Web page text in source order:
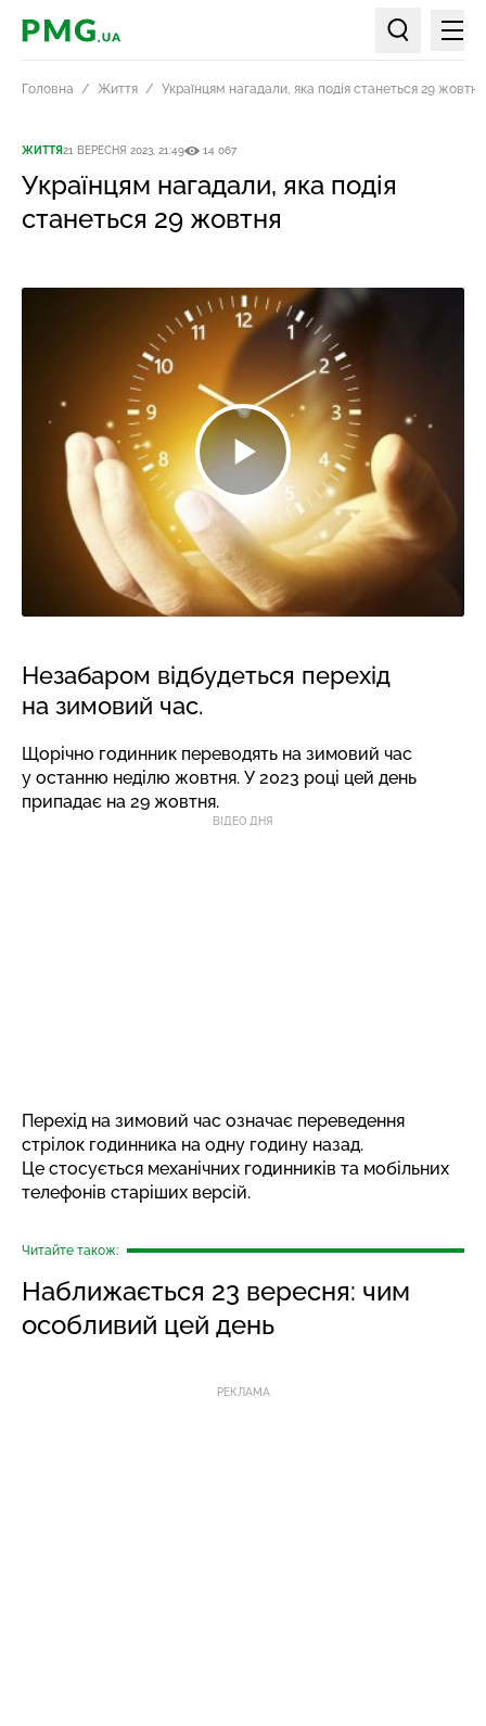
PMG.ua
Пошук по
Головна Життя Українцям нагадали, яка подія станеться 29 жовтня
ЖИТТЯ21 ВЕРЕСНЯ 2023, 21:49 14 067
Українцям нагадали, яка подія
станеться 29 жовтня
Незабаром відбудеться перехід
на зимовий час.
Щорічно годинник переводять на зимовий час
у останню неділю жовтня. У 2023 році цей день
припадає на 29 жовтня.
ВІДЕО ДНЯ
Перехід на зимовий час означає переведення
стрілок годинника на одну годину назад.
Це стосується механічних годинників та мобільних
телефонів старіших версій.
Читайте також:
Наближається 23 вересня: чим
особливий цей день
РЕКЛАМА